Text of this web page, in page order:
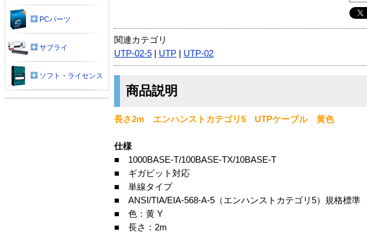
関連カテゴリ
UTP-02-5
UTP UTP-02
商品説明
長さ2m エンハンストカテゴリ5 UTPケーブル 黄色
仕様
■ 1000BASE-T/100BASE-TX/10BASE-T
■ ギガビット対応
■ 単線タイプ
■ ANSI/TIA/EIA-568-A-5（エンハンストカテゴリ5）規格標準
■ 色：黄 Y
■ 長さ：2m
PCパーツ
サプライ
ソフト・ライセンス